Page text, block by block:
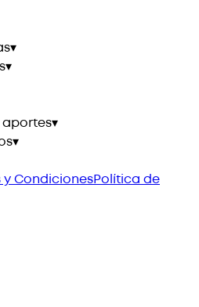
▾
▾
aportes▾
▾
y CondicionesPolítica de